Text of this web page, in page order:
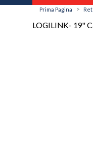
Prima Pagina >
LOGILINK- 19''